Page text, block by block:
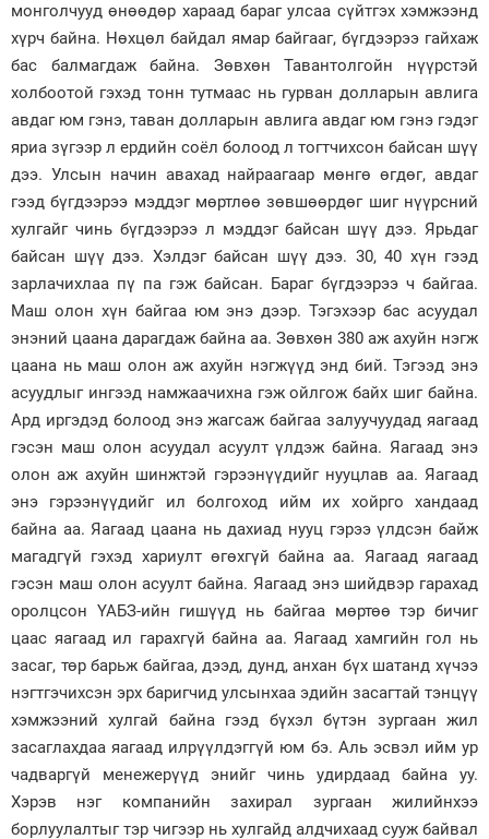
монголчууд өнөөдөр хараад бараг улсаа сүйтгэх хэмжээнд
хүрч байна. Нөхцөл байдал ямар байгааг, бүгдээрээ гайхаж
бас балмагдаж байна. Зөвхөн Тавантолгойн нүүрстэй
холбоотой гэхэд тонн тутмаас нь гурван долларын авлига
авдаг юм гэнэ, таван долларын авлига авдаг юм гэнэ гэдэг
яриа зүгээр л ердийн соёл болоод л тогтчихсон байсан шүү
дээ. Улсын начин авахад найраагаар мөнгө өгдөг, авдаг
гээд бүгдээрээ мэддэг мөртлөө зөвшөөрдөг шиг нүүрсний
хулгайг чинь бүгдээрээ л мэддэг байсан шүү дээ. Ярьдаг
байсан шүү дээ. Хэлдэг байсан шүү дээ. 30, 40 хүн гээд
зарлачихлаа пү па гэж байсан. Бараг бүгдээрээ ч байгаа.
Маш олон хүн байгаа юм энэ дээр. Тэгэхээр бас асуудал
энэний цаана дарагдаж байна аа. Зөвхөн 380 аж ахуйн нэгж
цаана нь маш олон аж ахуйн нэгжүүд энд бий. Тэгээд энэ
асуудлыг ингээд намжаачихна гэж ойлгож байх шиг байна.
Ард иргэдэд болоод энэ жагсаж байгаа залуучуудад яагаад
гэсэн маш олон асуудал асуулт үлдэж байна. Яагаад энэ
олон аж ахуйн шинжтэй гэрээнүүдийг нууцлав аа. Яагаад
энэ гэрээнүүдийг ил болгоход ийм их хойрго хандаад
байна аа. Яагаад цаана нь дахиад нууц гэрээ үлдсэн байж
магадгүй гэхэд хариулт өгөхгүй байна аа. Яагаад яагаад
гэсэн маш олон асуулт байна. Яагаад энэ шийдвэр гарахад
оролцсон ҮАБЗ-ийн гишүүд нь байгаа мөртөө тэр бичиг
цаас яагаад ил гарахгүй байна аа. Яагаад хамгийн гол нь
засаг, төр барьж байгаа, дээд, дунд, анхан бүх шатанд хүчээ
нэгтгэчихсэн эрх баригчид улсынхаа эдийн засагтай тэнцүү
хэмжээний хулгай байна гээд бүхэл бүтэн зургаан жил
засаглахдаа яагаад илрүүлдэггүй юм бэ. Аль эсвэл ийм ур
чадваргүй менежерүүд энийг чинь удирдаад байна уу.
Хэрэв нэг компанийн захирал зургаан жилийнхээ
борлуулалтыг тэр чигээр нь хулгайд алдчихаад сууж байвал